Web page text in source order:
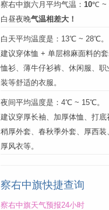
察右中旗六月平均气温： 10℃ ~
白昼夜晚气温相差大！
白天平均温度是：13℃ ~ 28℃。
建议穿体恤 + 单层棉麻面料的套
恤衫、薄牛仔衫裤、休闲服、职
装等舒适的衣服。
夜间平均温度是：4℃ ~ 15℃。
建议穿厚长袖、加厚体恤、打底
稍厚外套、春秋季外套、厚西装
厚风衣等。
察右中旗快捷查询
察右中旗天气预报24小时